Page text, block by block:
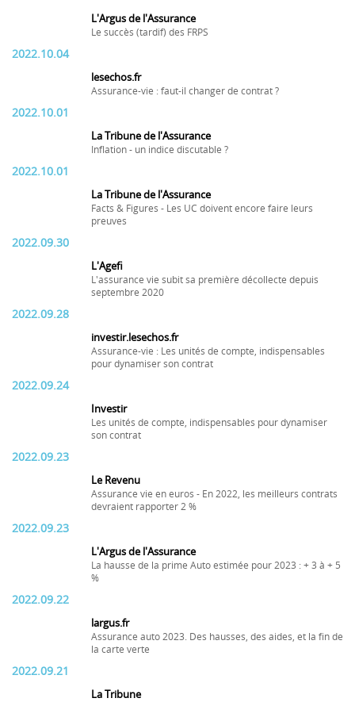
L'Argus de l'Assurance
Le succès (tardif) des FRPS
2022.10.04
lesechos.fr
Assurance-vie : faut-il changer de contrat ?
2022.10.01
La Tribune de l'Assurance
Inflation - un indice discutable ?
2022.10.01
La Tribune de l'Assurance
Facts & Figures - Les UC doivent encore faire leurs
preuves
2022.09.30
L'Agefi
L'assurance vie subit sa première décollecte depuis
septembre 2020
2022.09.28
investir.lesechos.fr
Assurance-vie : Les unités de compte, indispensables
pour dynamiser son contrat
2022.09.24
Investir
Les unités de compte, indispensables pour dynamiser
son contrat
2022.09.23
Le Revenu
Assurance vie en euros - En 2022, les meilleurs contrats
devraient rapporter 2 %
2022.09.23
L'Argus de l'Assurance
La hausse de la prime Auto estimée pour 2023 : + 3 à + 5
%
2022.09.22
largus.fr
Assurance auto 2023. Des hausses, des aides, et la fin de
la carte verte
2022.09.21
La Tribune